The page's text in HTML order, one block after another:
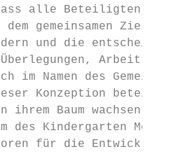
alle Beteiligten,
dem gemeinsamen
und die
Überlegungen, Arbeit
im Namen des
Konzeption
Baum wachsen
des Kindergarten
für die